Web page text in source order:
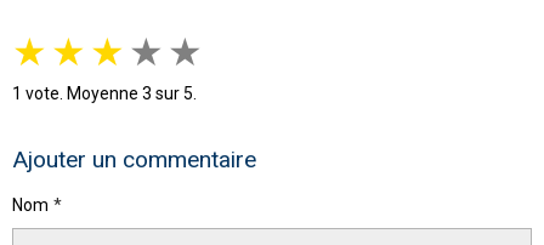
★★★★ ★
1 vote. Moyenne 3 sur 5.
Ajouter un commentaire
Nom